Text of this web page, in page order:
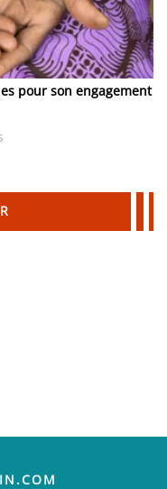
pour son engagement